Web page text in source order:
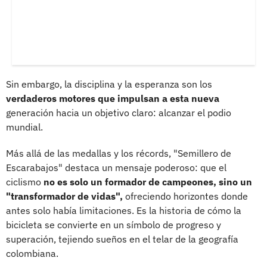
Sin embargo, la disciplina y la esperanza son los
verdaderos motores que impulsan a esta nueva
generación hacia un objetivo claro: alcanzar el podio
mundial.
Más allá de las medallas y los récords, "Semillero de
Escarabajos" destaca un mensaje poderoso: que el
ciclismo no es solo un formador de campeones, sino un
"transformador de vidas", ofreciendo horizontes donde
antes solo había limitaciones. Es la historia de cómo la
bicicleta se convierte en un símbolo de progreso y
superación, tejiendo sueños en el telar de la geografía
colombiana.